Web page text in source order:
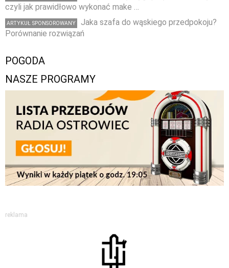
czyli jak prawidłowo wykonać make …
ARTYKUŁ SPONSOROWANY
Jaka szafa do wąskiego przedpokoju?
Porównanie rozwiązań
POGODA
NASZE PROGRAMY
reklama